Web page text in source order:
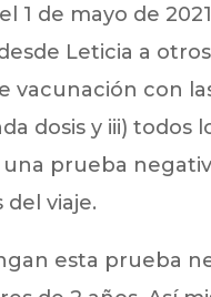
1 de mayo de
Leticia a
con
dosis y iii) todos
prueba
viaje.
esta prueba